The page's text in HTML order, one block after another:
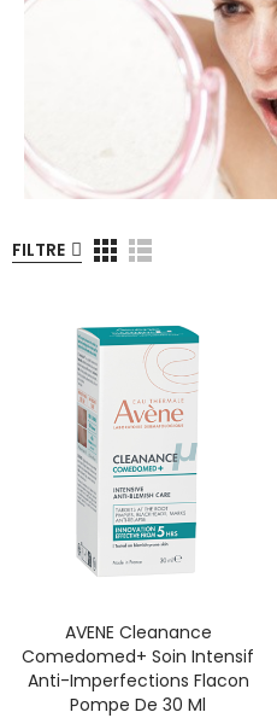
FILTRE
AVENE Cleanance
Comedomed+ Soin Intensif
Anti-Imperfections Flacon
Pompe De 30 Ml